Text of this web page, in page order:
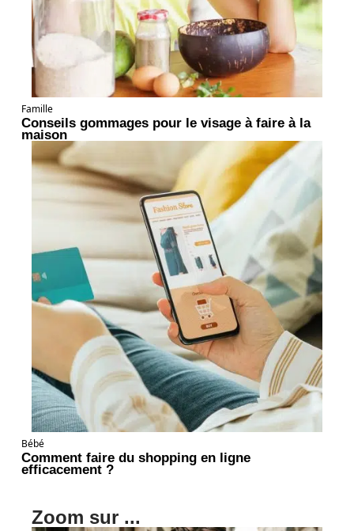
Famille
Conseils gommages pour le visage à faire à la
maison
Bébé
Comment faire du shopping en ligne
efficacement ?
Zoom sur ...